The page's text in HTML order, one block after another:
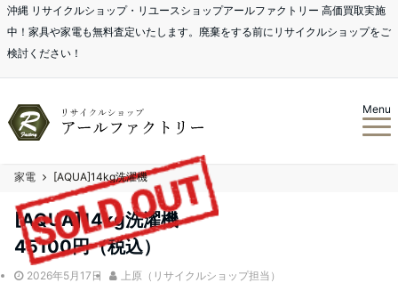
沖縄 リサイクルショップ・リユースショップアールファクトリー 高価買取実施
中！家具や家電も無料査定いたします。廃棄をする前にリサイクルショップをご
検討ください！
Menu
家電 [AQUA]14kg洗濯機
[AQUA]14kg洗濯機
45100円（税込）
2026年5月17日 上原（リサイクルショップ担当）